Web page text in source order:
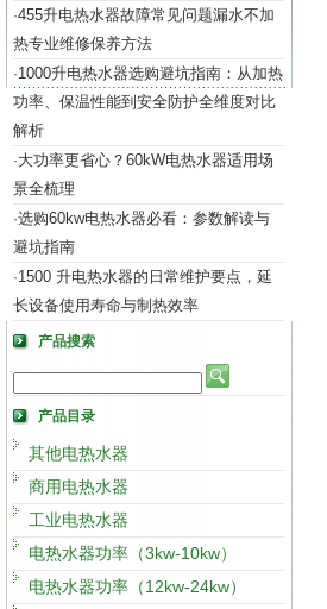
·455升电热水器故障常见问题漏水不加
热专业维修保养方法
·1000升电热水器选购避坑指南：从加热
功率、保温性能到安全防护全维度对比
解析
·大功率更省心？60kW电热水器适用场
景全梳理
·选购60kw电热水器必看：参数解读与
避坑指南
·1500 升电热水器的日常维护要点，延
长设备使用寿命与制热效率
产品搜索
产品目录
其他电热水器
商用电热水器
工业电热水器
电热水器功率（3kw-10kw）
电热水器功率（12kw-24kw）